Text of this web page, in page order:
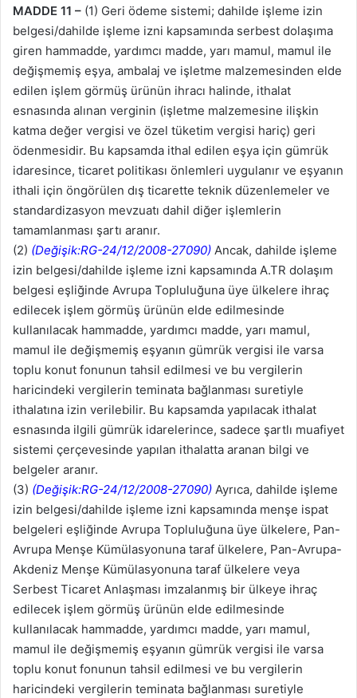
MADDE 11 – (1) Geri ödeme sistemi; dahilde işleme izin
belgesi/dahilde işleme izni kapsamında serbest dolaşıma
giren hammadde, yardımcı madde, yarı mamul, mamul ile
değişmemiş eşya, ambalaj ve işletme malzemesinden elde
edilen işlem görmüş ürünün ihracı halinde, ithalat
esnasında alınan verginin (işletme malzemesine ilişkin
katma değer vergisi ve özel tüketim vergisi hariç) geri
ödenmesidir. Bu kapsamda ithal edilen eşya için gümrük
idaresince, ticaret politikası önlemleri uygulanır ve eşyanın
ithali için öngörülen dış ticarette teknik düzenlemeler ve
standardizasyon mevzuatı dahil diğer işlemlerin
tamamlanması şartı aranır.
(2) (Değişik:RG-24/12/2008-27090) Ancak, dahilde işleme
izin belgesi/dahilde işleme izni kapsamında A.TR dolaşım
belgesi eşliğinde Avrupa Topluluğuna üye ülkelere ihraç
edilecek işlem görmüş ürünün elde edilmesinde
kullanılacak hammadde, yardımcı madde, yarı mamul,
mamul ile değişmemiş eşyanın gümrük vergisi ile varsa
toplu konut fonunun tahsil edilmesi ve bu vergilerin
haricindeki vergilerin teminata bağlanması suretiyle
ithalatına izin verilebilir. Bu kapsamda yapılacak ithalat
esnasında ilgili gümrük idarelerince, sadece şartlı muafiyet
sistemi çerçevesinde yapılan ithalatta aranan bilgi ve
belgeler aranır.
(3) (Değişik:RG-24/12/2008-27090) Ayrıca, dahilde işleme
izin belgesi/dahilde işleme izni kapsamında menşe ispat
belgeleri eşliğinde Avrupa Topluluğuna üye ülkelere, Pan-
Avrupa Menşe Kümülasyonuna taraf ülkelere, Pan-Avrupa-
Akdeniz Menşe Kümülasyonuna taraf ülkelere veya
Serbest Ticaret Anlaşması imzalanmış bir ülkeye ihraç
edilecek işlem görmüş ürünün elde edilmesinde
kullanılacak hammadde, yardımcı madde, yarı mamul,
mamul ile değişmemiş eşyanın gümrük vergisi ile varsa
toplu konut fonunun tahsil edilmesi ve bu vergilerin
haricindeki vergilerin teminata bağlanması suretiyle